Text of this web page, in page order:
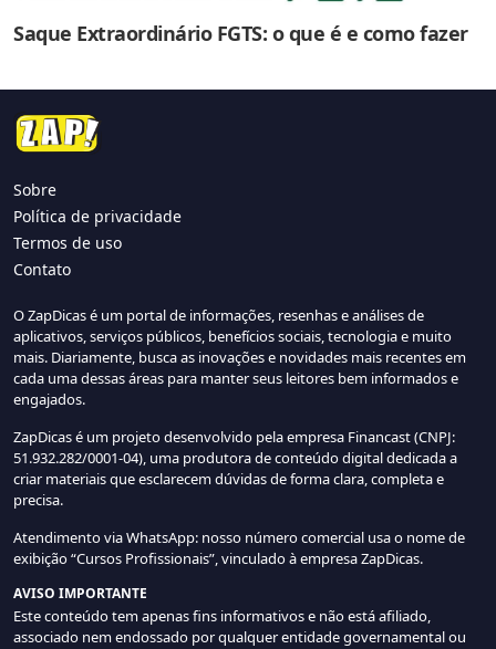
Saque Extraordinário FGTS: o que é e como fazer
Sobre
Política de privacidade
Termos de uso
Contato
O ZapDicas é um portal de informações, resenhas e análises de
aplicativos, serviços públicos, benefícios sociais, tecnologia e muito
mais. Diariamente, busca as inovações e novidades mais recentes em
cada uma dessas áreas para manter seus leitores bem informados e
engajados.
ZapDicas é um projeto desenvolvido pela empresa Financast (CNPJ:
51.932.282/0001-04), uma produtora de conteúdo digital dedicada a
criar materiais que esclarecem dúvidas de forma clara, completa e
precisa.
Atendimento via WhatsApp: nosso número comercial usa o nome de
exibição “Cursos Profissionais”, vinculado à empresa ZapDicas.
AVISO IMPORTANTE
Este conteúdo tem apenas fins informativos e não está afiliado,
associado nem endossado por qualquer entidade governamental ou